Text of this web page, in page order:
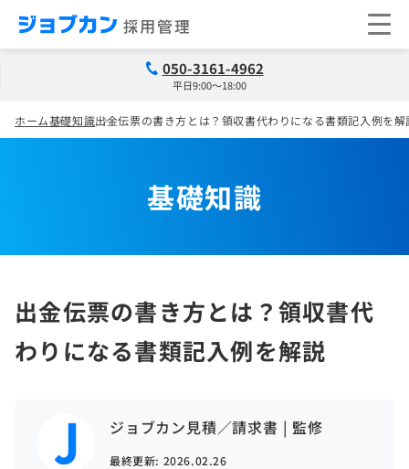
050-3161-4962
平日9:00～18:00
ホーム基礎知識出金伝票の書き方とは？領収書代わりになる書類記入例を解
基礎知識
出金伝票の書き方とは？領収書代
わりになる書類記入例を解説
ジョブカン見積／請求書 | 監修
最終更新: 2026.02.26